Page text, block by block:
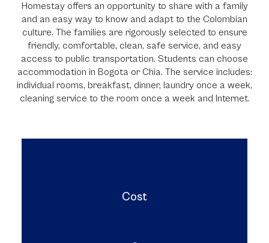
Homestay offers an opportunity to share with a family
and an easy way to know and adapt to the Colombian
culture. The families are rigorously selected to ensure
friendly, comfortable, clean, safe service, and easy
access to public transportation. Students can choose
accommodation in Bogota or Chia. The service includes:
individual rooms, breakfast, dinner, laundry once a week,
cleaning service to the room once a week and Internet.
Cost